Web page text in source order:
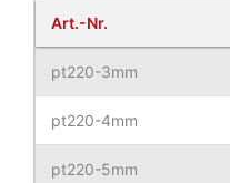
Art.-Nr.
pt220-3mm
pt220-4mm
pt220-5mm